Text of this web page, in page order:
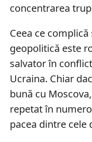
concentrarea
Ceea ce
geopolitică este
salvator în
Ucraina. Chiar
bună cu
repetat în
pacea dintre cele